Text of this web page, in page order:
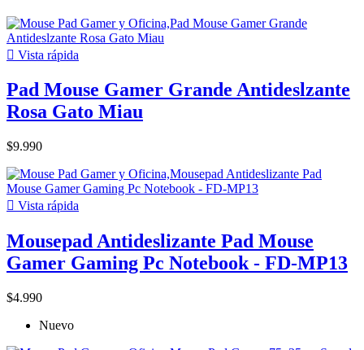
 Vista rápida
Pad Mouse Gamer Grande Antideslzante
Rosa Gato Miau
$9.990
 Vista rápida
Mousepad Antideslizante Pad Mouse
Gamer Gaming Pc Notebook - FD-MP13
$4.990
Nuevo